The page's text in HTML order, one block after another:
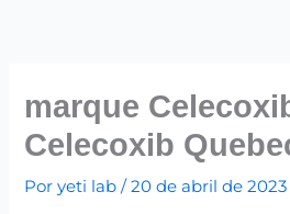
marque
Celecoxib
Poryeti lab/20 de abril de 2023